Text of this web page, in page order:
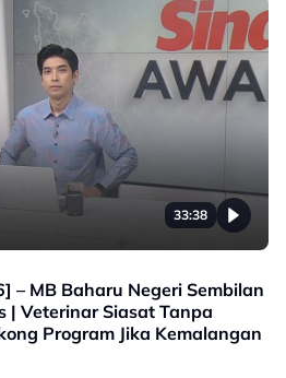
33:38
– MB Baharu Negeri Sembilan
| Veterinar Siasat Tanpa
Program Jika Kemalangan